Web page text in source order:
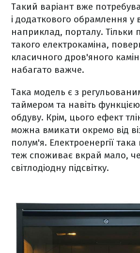
Такий варіант вже
і додаткового обрамлення у
наприклад, порталу. Тільки
такого електрокаміна,
класичного дров'яного
набагато важче.
Така модель є з
таймером та навіть
обдуву. Крім, цього ефект
можна вмикати окремо від
полум'я. Електроенергії така
теж споживає вкрай мало,
світлодіодну підсвітку.